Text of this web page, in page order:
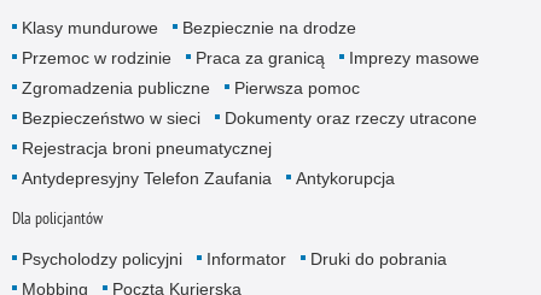
Klasy mundurowe
Bezpiecznie na drodze
Przemoc w rodzinie
Praca za granicą
Imprezy masowe
Zgromadzenia publiczne
Pierwsza pomoc
Bezpieczeństwo w sieci
Dokumenty oraz rzeczy utracone
Rejestracja broni pneumatycznej
Antydepresyjny Telefon Zaufania
Antykorupcja
Dla policjantów
Psycholodzy policyjni Informator
Druki do pobrania
Mobbing
Poczta Kurierska